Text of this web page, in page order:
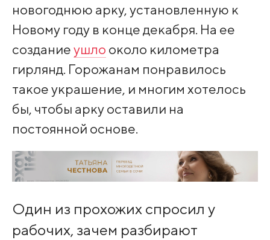
новогоднюю арку, установленную к
Новому году в конце декабря. На ее
созданиеушло около километра
гирлянд. Горожанам понравилось
такое украшение, и многим хотелось
бы, чтобы арку оставили на
постоянной основе.
Один из прохожих спросил у
рабочих, зачем разбирают